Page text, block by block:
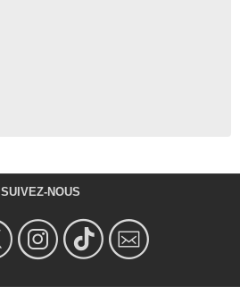
SUIVEZ-NOUS